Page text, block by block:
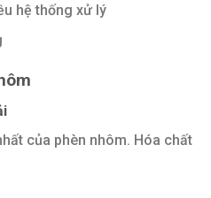
hệ thống xử lý
của phèn nhôm. Hóa chất